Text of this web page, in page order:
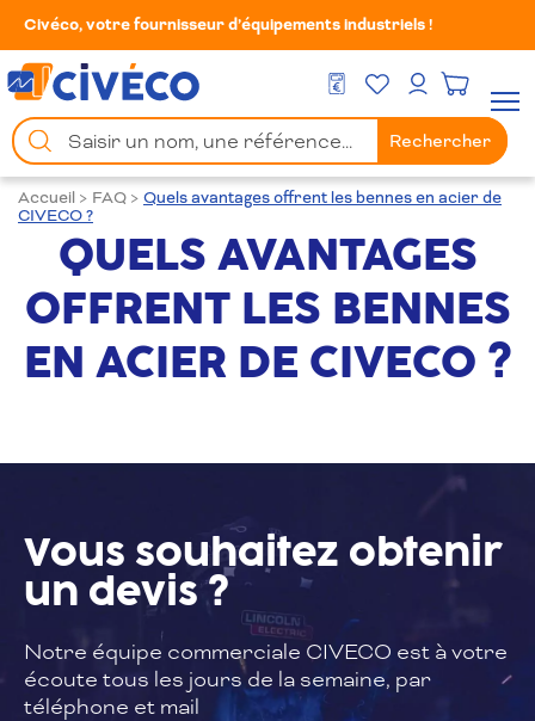
Civéco, votre fournisseur d’équipements industriels !
DEVIS GRATUIT
Mes FavorisMon compte
Chercher
un
produit
Rechercher
Accueil > FAQ > Quels avantages offrent les bennes en acier de
CIVECO ?
QUELS AVANTAGES
OFFRENT LES BENNES
EN ACIER DE CIVECO ?
Vous souhaitez obtenir
un devis ?
Notre équipe commerciale CIVECO est àvotre
écoute tous les jours de la semaine, par
téléphone et mail